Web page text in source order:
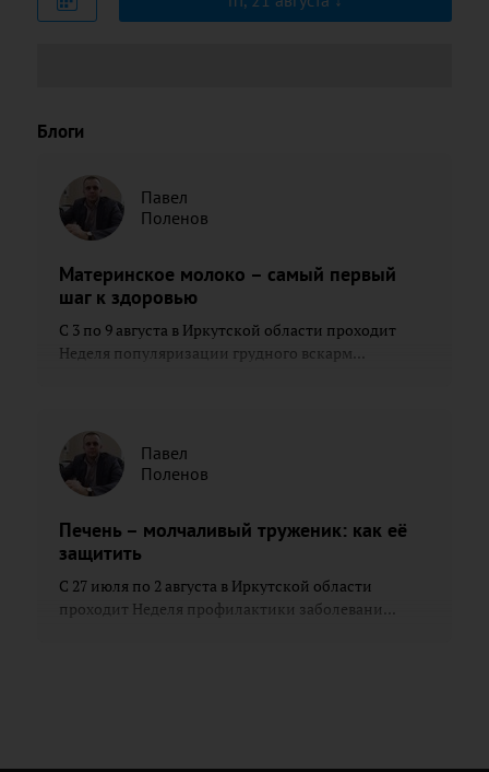
Блоги
Павел
Поленов
Материнское молоко – самый первый
шаг к здоровью
С 3 по 9 августа в Иркутской области проходит
Неделя популяризации грудного вскарм...
Павел
Поленов
Печень – молчаливый труженик: как её
защитить
С 27 июля по 2 августа в Иркутской области
проходит Неделя профилактики заболевани...